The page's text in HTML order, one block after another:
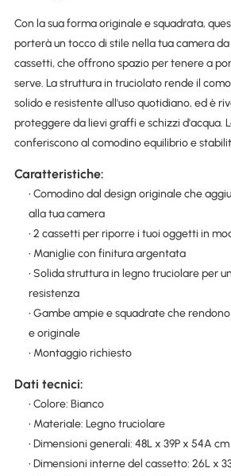
Con la sua forma originale e squadrata,
porterà un tocco di stile nella tua camera
cassetti, che offrono spazio per tenere a
serve. La struttura in truciolato rende il
solido e resistente all'uso quotidiano, ed è
proteggere da lievi graffi e schizzi d'acqua.
conferiscono al comodino equilibrio e
Caratteristiche:
• Comodino dal design originale che
alla tua camera
• 2 cassetti per riporre i tuoi oggetti in
• Maniglie con finitura argentata
• Solida struttura in legno truciolare per
resistenza
• Gambe ampie e squadrate che
e originale
• Montaggio richiesto
Dati tecnici:
• Colore: Bianco
• Materiale: Legno truciolare
• Dimensioni generali: 48L x 39P x 54A cm
• Dimensioni interne del cassetto: 26L x